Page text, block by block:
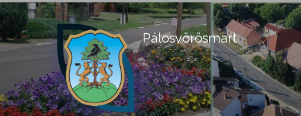
Pálosvörösmart